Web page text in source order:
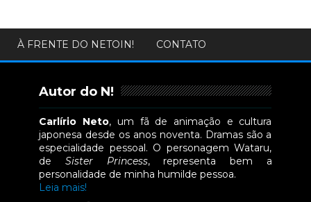
À FRENTE DO NETOIN! CONTATO
Autor do N!
Carlírio Neto, um fã de animação e cultura
japonesa desde os anos noventa. Dramas são a
especialidade pessoal. O personagem Wataru,
deSister Princess, representa bem a
personalidade de minha humilde pessoa.
Leia mais!